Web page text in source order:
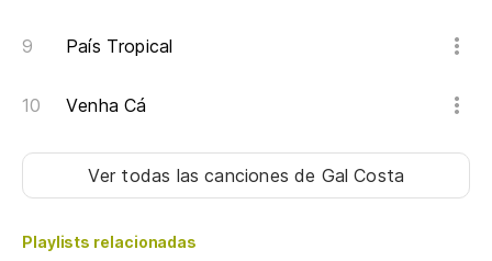
País Tropical
Venha Cá
Ver todas las cancionesde Gal Costa
Playlists relacionadas